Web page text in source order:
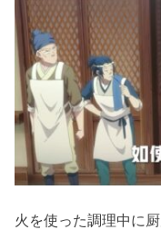
火を使った調理中に